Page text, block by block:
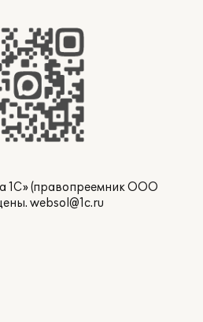
1С» (правопреемник ООО
websol@1c.ru